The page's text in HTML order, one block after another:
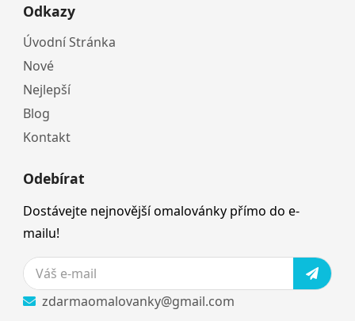
Odkazy
Úvodní Stránka
Nové
Nejlepší
Blog
Kontakt
Odebírat
Dostávejte nejnovější omalovánky přímo do e-
mailu!
zdarmaomalovanky@gmail.com